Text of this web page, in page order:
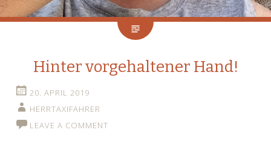
Hinter vorgehaltener Hand!
20. APRIL 2019
HERRTAXIFAHRER
LEAVE A COMMENT